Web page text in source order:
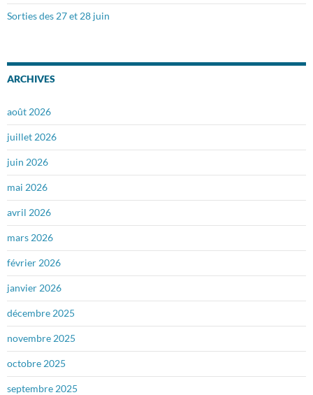
Sorties des 27 et 28 juin
ARCHIVES
août 2026
juillet 2026
juin 2026
mai 2026
avril 2026
mars 2026
février 2026
janvier 2026
décembre 2025
novembre 2025
octobre 2025
septembre 2025